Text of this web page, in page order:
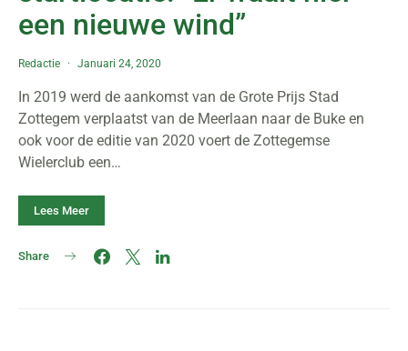
een nieuwe wind”
Redactie Januari 24, 2020
In 2019 werd de aankomst van de Grote Prijs Stad
Zottegem verplaatst van de Meerlaan naar de Buke en
ook voor de editie van 2020 voert de Zottegemse
Wielerclub een…
Lees Meer
Share